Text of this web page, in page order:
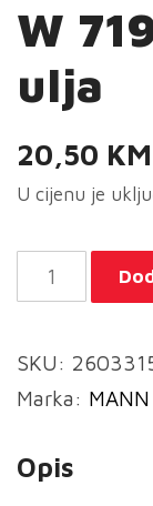
W
ulja
20,50 KM
U cijenu je
719/45
Filter
ulja
SKU:
Marka:
Opis